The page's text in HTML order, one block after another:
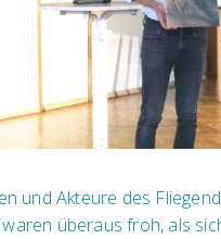
und Akteure des
überaus froh, als